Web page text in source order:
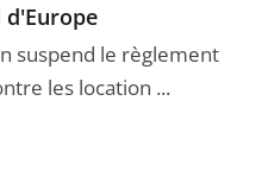
suspend le règlement
les location ...